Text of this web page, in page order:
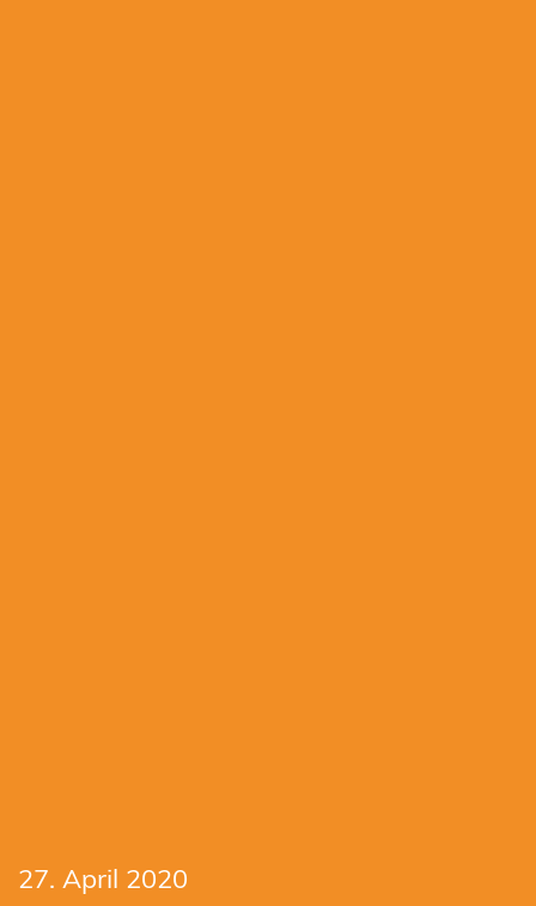
27. April 2020